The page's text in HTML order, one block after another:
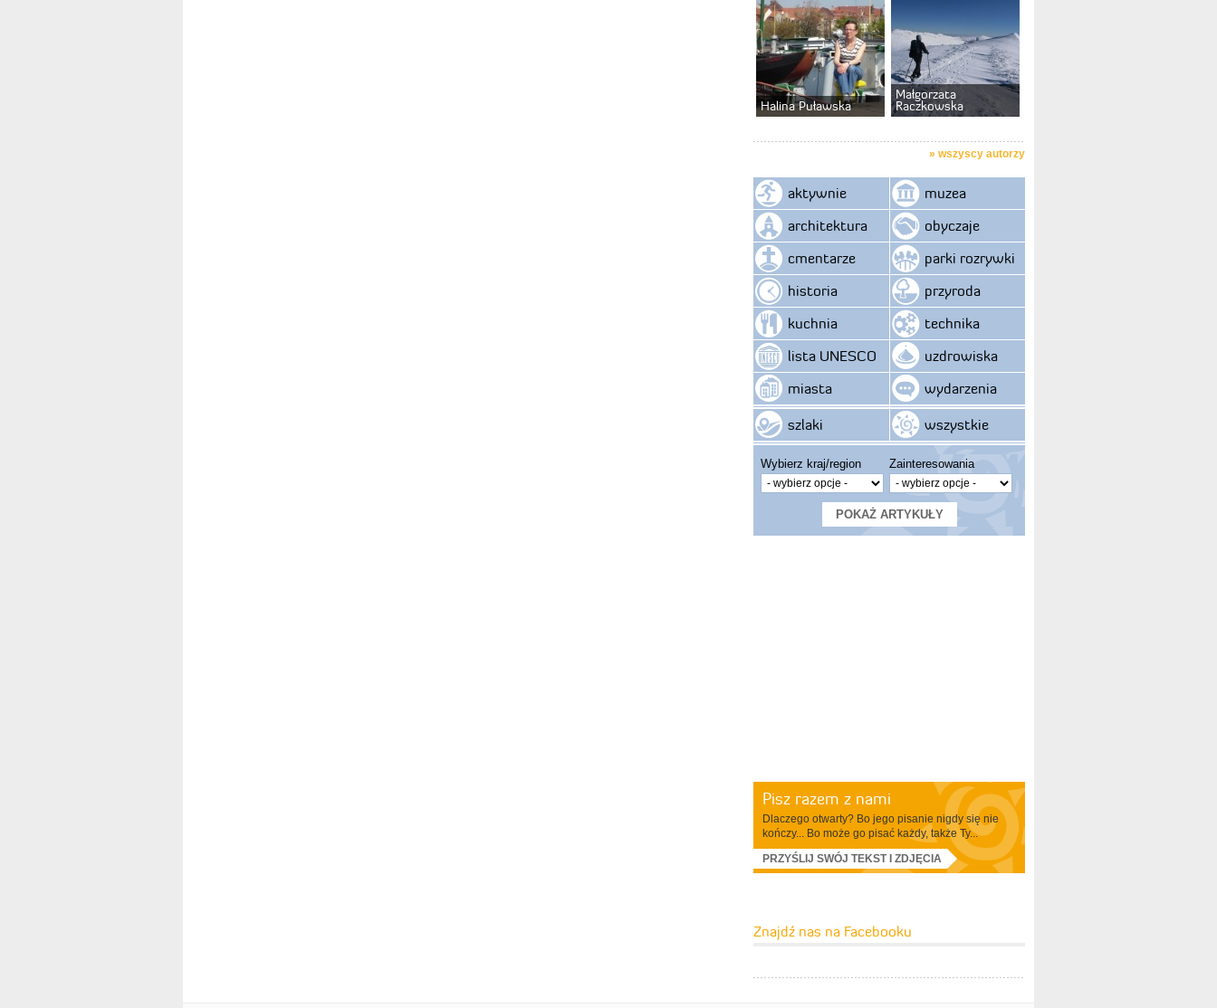
Halina Puławska
Małgorzata
Raczkowska
» wszyscy autorzy
aktywnie
architektura
cmentarze
historia
kuchnia
lista UNESCO
miasta
szlaki
muzea
obyczaje
parki rozrywki
przyroda
technika
uzdrowiska
wydarzenia
wszystkie
Wybierz kraj/region Zainteresowania
Pisz razem z nami
Dlaczego otwarty? Bo jego pisanie nigdy się nie
kończy... Bo może go pisać każdy, także Ty...
PRZYŚLIJ SWÓJ TEKST I ZDJĘCIA
Znajdź nas na Facebooku